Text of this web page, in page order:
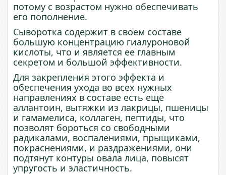
потому с возрастом нужно обеспечивать
его пополнение.
Сыворотка содержит в своем составе
большую концентрацию гиалуроновой
кислоты, что и является ее главным
секретом и большой эффективности.
Для закрепления этого эффекта и
обеспечения ухода во всех нужных
направлениях в составе есть еще
аллантоин, вытяжки из лакрицы, пшеницы
и гамамелиса, коллаген, пептиды, что
позволят бороться со свободными
радикалами, воспалениями, прыщиками,
покраснениями, и раздражениями, они
подтянут контуры овала лица, повысят
упругость и эластичность.